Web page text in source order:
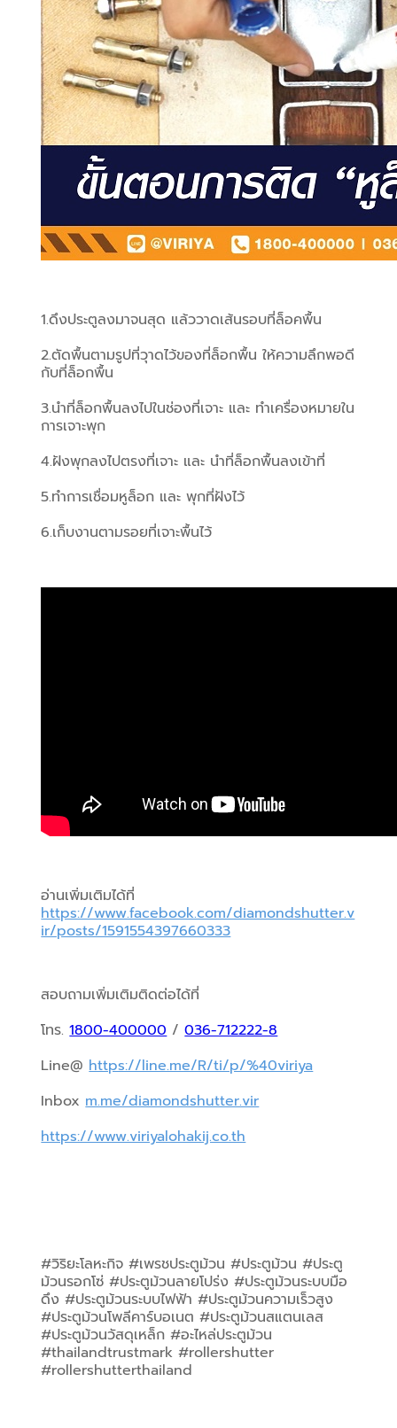
1.ดึงประตูลงมาจนสุด แล้ววาดเส้นรอบที่ล็อคพื้น
2.ตัดพื้นตามรูปที่วุาดไว้ของที่ล็อกพื้น ให้ความลึกพอดี
กับที่ล็อกพื้น
3.นำที่ล็อกพื้นลงไปในช่องที่เจาะ และ ทำเครื่องหมายใน
การเจาะพุก
4.ฝังพุกลงไปตรงที่เจาะ และ นำที่ล็อกพื้นลงเข้าที่
5.ทำการเชื่อมหูล็อก และ พุกที่ฝังไว้
6.เก็บงานตามรอยที่เจาะพื้นไว้
อ่านเพิ่มเติมได้ที่
https://www.facebook.com/diamondshutter.v
ir/posts/1591554397660333
สอบถามเพิ่มเติมติดต่อได้ที่
โทร. 1800-400000 / 036-712222-8
Line@ https://line.me/R/ti/p/%40viriya
Inbox m.me/diamondshutter.vir
https://www.viriyalohakij.co.th
#วิริยะโลหะกิจ #เพรชประตูม้วน #ประตูม้วน #ประตู
ม้วนรอกโซ่ #ประตูม้วนลายโปร่ง #ประตูม้วนระบบมือ
ดึง #ประตูม้วนระบบไฟฟ้า #ประตูม้วนความเร็วสูง
#ประตูม้วนโพลีคาร์บอเนต #ประตูม้วนสแตนเลส
#ประตูม้วนวัสดุเหล็ก #อะไหล่ประตูม้วน
#thailandtrustmark #rollershutter
#rollershutterthailand